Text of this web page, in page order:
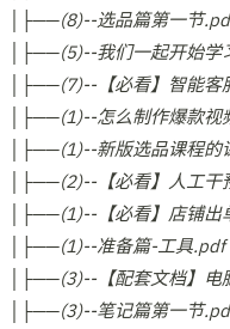
│├──(8)--选品篇第一节
│├──(5)--我们一起开始学
│├──(7)--【必看】智能客
│├──(1)--怎么制作爆款视
│├──(1)--新版选品课程
│├──(2)--【必看】人工干
│├──(1)--【必看】店铺出
│├──(1)--准备篇-工具.pdf
│├──(3)--【配套文档】电
│├──(3)--笔记篇第一节